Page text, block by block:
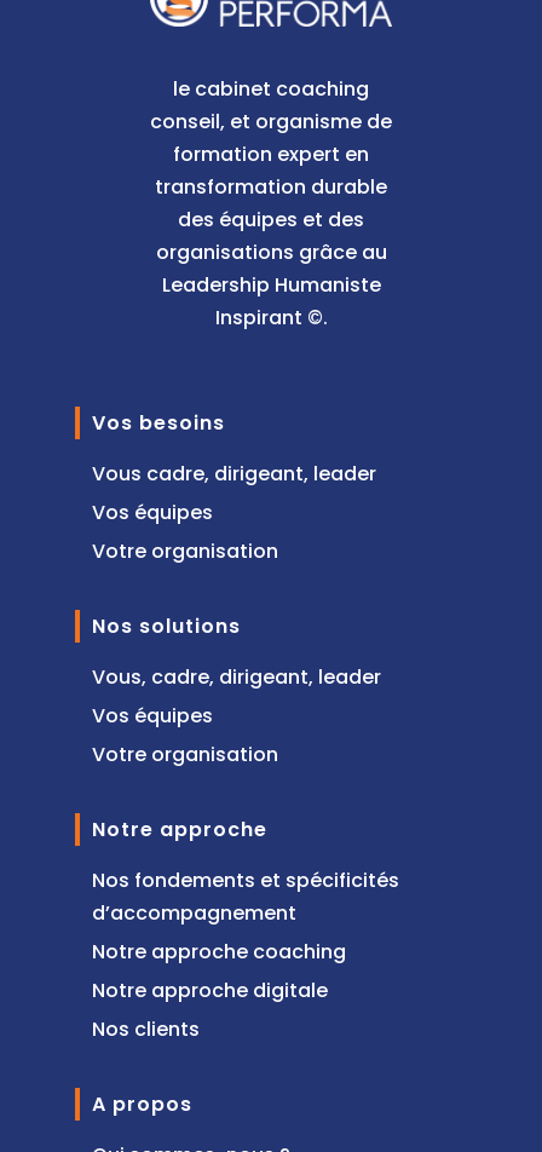
le cabinet coaching
conseil, et organisme de
formation expert en
transformation durable
des équipes et des
organisations grâce au
Leadership Humaniste
Inspirant ©.
Vos besoins
Vous cadre, dirigeant, leader
Vos équipes
Votre organisation
Nos solutions
Vous, cadre, dirigeant, leader
Vos équipes
Votre organisation
Notre approche
Nos fondements et spécificités
d’accompagnement
Notre approche coaching
Notre approche digitale
Nos clients
A propos